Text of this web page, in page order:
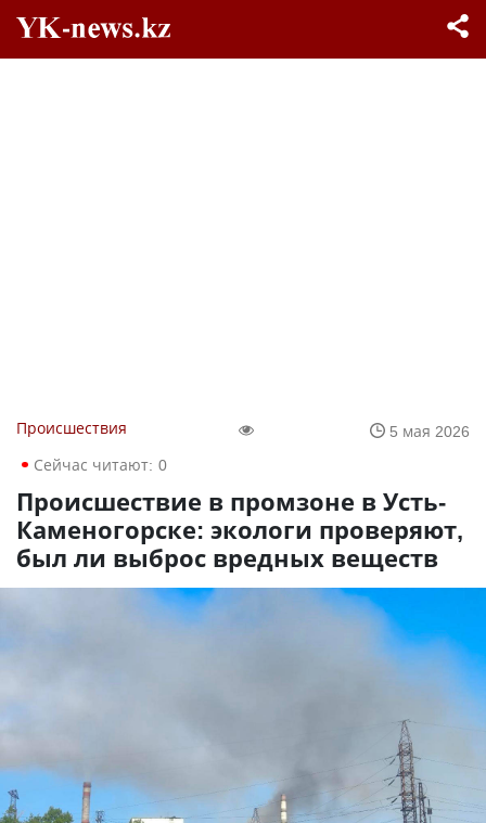
Происшествия
5 мая 2026
Сейчас читают: 0
Происшествие в промзоне в Усть-
Каменогорске: экологи проверяют,
был ли выброс вредных веществ